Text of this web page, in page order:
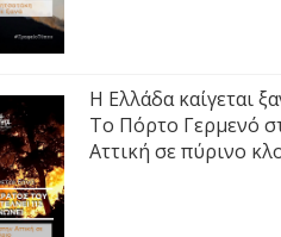
Η Ελλάδα καίγεται
Το Πόρτο Γερμενό
Αττική σε πύρινο